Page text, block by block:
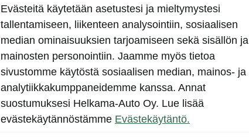
Kodiaq
säleikkö,
Evästeitä käytetään asetustesi ja mieltymystesi
tallentamiseen, liikenteen analysointiin, sosiaalisen
median ominaisuuksien tarjoamiseen sekä sisällön ja
mainosten personointiin. Jaamme myös tietoa
sivustomme käytöstä sosiaalisen median, mainos- ja
analytiikkakumppaneidemme kanssa. Annat
suostumuksesi Helkama-Auto Oy. Lue lisää
evästekäytännöstämme Evästekäytäntö.